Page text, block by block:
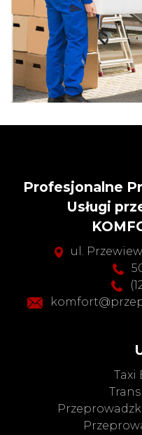
Profesjonalne
Usługi
ul.
Taxi